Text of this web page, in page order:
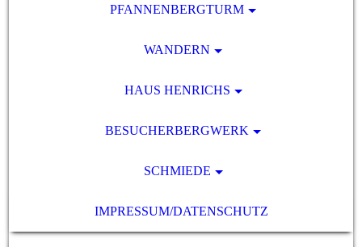
PFANNENBERGTURM
WANDERN
HAUS HENRICHS
BESUCHERBERGWERK
SCHMIEDE
IMPRESSUM/DATENSCHUTZ